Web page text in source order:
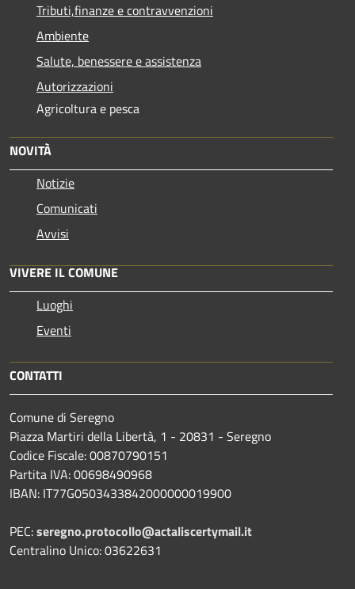
Tributi,finanze e contravvenzioni
Ambiente
Salute, benessere e assistenza
Autorizzazioni
Agricoltura e pesca
NOVITÀ
Notizie
Comunicati
Avvisi
VIVERE IL COMUNE
Luoghi
Eventi
CONTATTI
Comune di Seregno
Piazza Martiri della Libertà, 1 - 20831 - Seregno
Codice Fiscale: 00870790151
Partita IVA: 00698490968
IBAN: IT77G0503433842000000019900
PEC:seregno.protocollo@actaliscertymail.it
Centralino Unico: 03622631